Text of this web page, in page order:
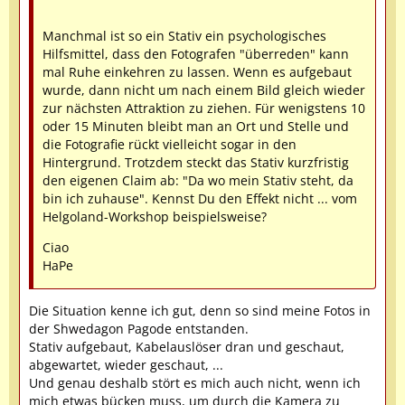
Manchmal ist so ein Stativ ein psychologisches
Hilfsmittel, dass den Fotografen "überreden" kann
mal Ruhe einkehren zu lassen. Wenn es aufgebaut
wurde, dann nicht um nach einem Bild gleich wieder
zur nächsten Attraktion zu ziehen. Für wenigstens 10
oder 15 Minuten bleibt man an Ort und Stelle und
die Fotografie rückt vielleicht sogar in den
Hintergrund. Trotzdem steckt das Stativ kurzfristig
den eigenen Claim ab: "Da wo mein Stativ steht, da
bin ich zuhause". Kennst Du den Effekt nicht ... vom
Helgoland-Workshop beispielsweise?
Ciao
HaPe
Die Situation kenne ich gut, denn so sind meine Fotos in
der Shwedagon Pagode entstanden.
Stativ aufgebaut, Kabelauslöser dran und geschaut,
abgewartet, wieder geschaut, ...
Und genau deshalb stört es mich auch nicht, wenn ich
mich etwas bücken muss, um durch die Kamera zu